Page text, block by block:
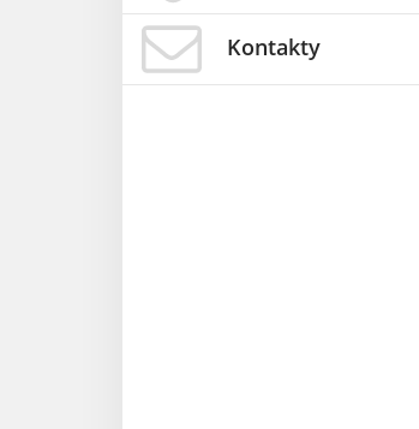
Kontakty
Čítať ďalej